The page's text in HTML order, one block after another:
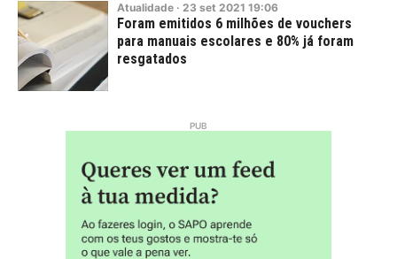
Atualidade · 23 set 2021 19:06
Foram emitidos 6 milhões de vouchers
para manuais escolares e 80% já foram
resgatados